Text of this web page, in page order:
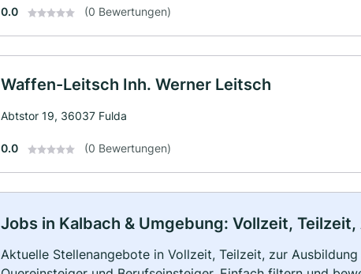
0.0 (0 Bewertungen)
Waffen-Leitsch Inh. Werner Leitsch
Abtstor 19, 36037 Fulda
0.0 (0 Bewertungen)
Jobs in Kalbach & Umgebung: Vollzeit,
Aktuelle Stellenangebote in Vollzeit, Teilzeit, zur